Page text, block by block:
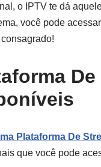
o IPTV te dá
você pode
Plataforma De
que você pode